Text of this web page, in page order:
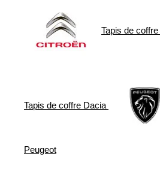
Tapis de coffre
Tapis de coffre Dacia
Peugeot